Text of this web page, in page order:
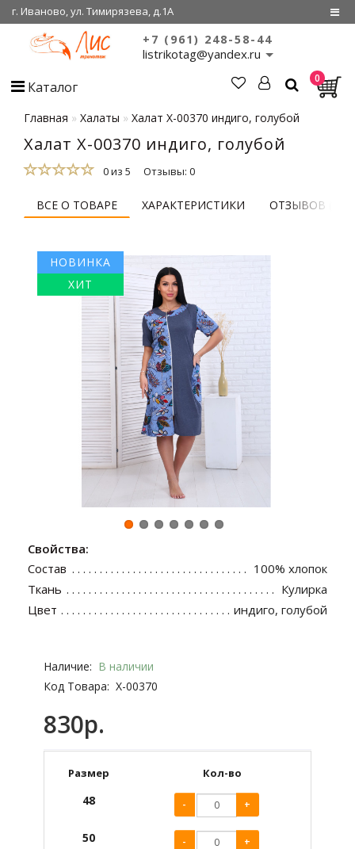
г. Иваново, ул. Тимирязева, д.1А
Регистрация
Войти
О нас
Сертификаты
+7 (961) 248-58-44
listrikotag@yandex.ru
Каталог 0
Главная Халаты Халат Х-00370 индиго, голубой
Халат Х-00370 индиго, голубой
0 из 5 Отзывы: 0
ВСЕ О ТОВАРЕ ХАРАКТЕРИСТИКИ ОТЗЫВОВ (0)
НОВИНКА
ХИТ
Свойства:
Состав
100% хлопок
Ткань
Кулирка
Цвет
индиго, голубой
Наличие: В наличии
Код Товара: Х-00370
830р.
Размер Кол-во
48 - +
50 - +